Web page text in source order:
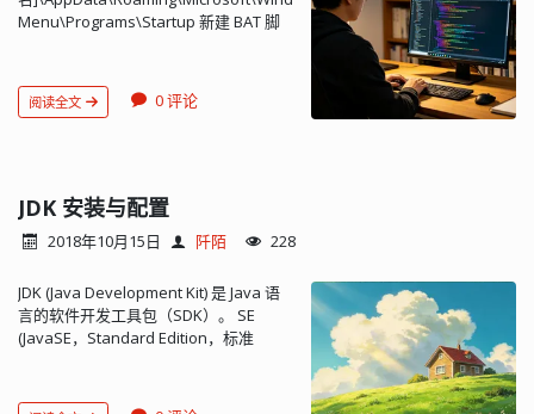
Menu\Programs\Startup 新建 BAT 脚
C:\path-to-key1.ppk C:\path-to-
key2.ppk 脚本中指明要加载的所有私
阅读全文 0 评论
JDK 安装与配置
2018年10月15日 阡陌 228
JDK (Java Development Kit) 是 Java 语
言的软件开发工具包（SDK）。 SE
(JavaSE，Standard Edition，标准
基本组件包括： javac – 编译器，将源程